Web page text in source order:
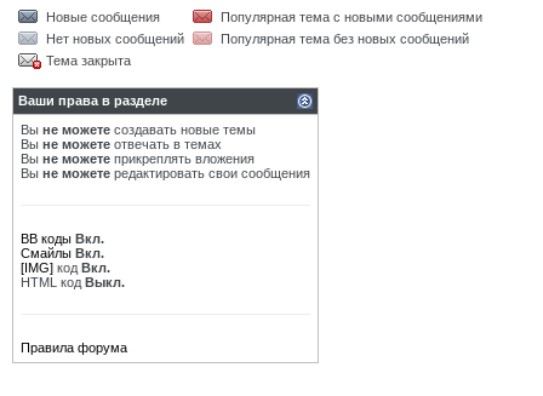
Новые сообщения
Популярная тема с новыми сообщениями
Нет новых сообщений
Популярная тема без новых сообщений
Тема закрыта
Ваши права в разделе
Вы не можете создавать новые темы
Вы не можете отвечать в темах
Вы не можете прикреплять вложения
Вы не можете редактировать свои сообщения
BB коды Вкл.
Смайлы Вкл.
[IMG] код Вкл.
HTML код Выкл.
Правила форума